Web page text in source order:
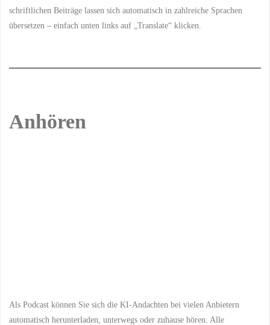
schriftlichen Beiträge lassen sich automatisch in zahlreiche Sprachen
übersetzen – einfach unten links auf „Translate“ klicken.
Anhören
Als Podcast können Sie sich die KI-Andachten bei vielen Anbietern
automatisch herunterladen, unterwegs oder zuhause hören. Alle